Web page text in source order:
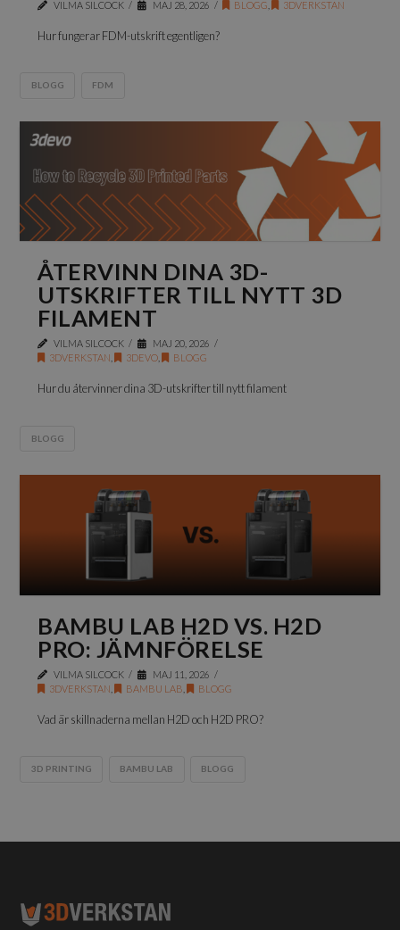
VILMA SILCOCK MAJ 28, 2026 BLOGG , 3DVERKSTAN
Hur fungerar FDM-utskrift egentligen?
BLOGG FDM
ÅTERVINN DINA 3D-
UTSKRIFTER TILL NYTT 3D
FILAMENT
VILMA SILCOCK
MAJ 20, 2026
3DVERKSTAN
3DEVO BLOGG
Hur du återvinner dina 3D-utskrifter till nytt filament
BLOGG
BAMBU LAB H2D VS. H2D
PRO: JÄMNFÖRELSE
VILMA SILCOCK
MAJ 11, 2026
3DVERKSTAN
BAMBU LAB BLOGG
Vad är skillnaderna mellan H2D och H2D PRO?
3D PRINTING BAMBU LAB BLOGG